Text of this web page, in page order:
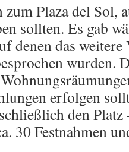
Plaza del Sol,
sollten. Es gab
denen das weitere
wurden.
erfolgen
den
30 Festnahmen